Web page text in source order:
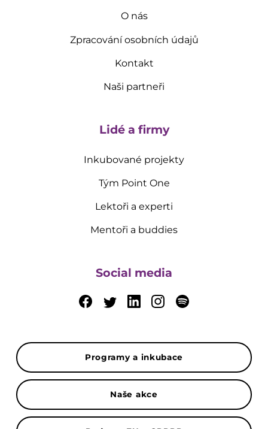
O nás
Zpracování osobních údajů
Kontakt
Naši partneři
Lidé a firmy
Inkubované projekty
Tým Point One
Lektoři a experti
Mentoři a buddies
Social media
Programy a inkubace
Naše akce